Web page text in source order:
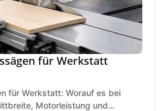
für Werkstatt
für Werkstatt: Worauf es bei
Motorleistung und